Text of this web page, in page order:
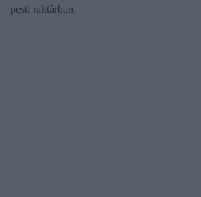
pesti raktárban.